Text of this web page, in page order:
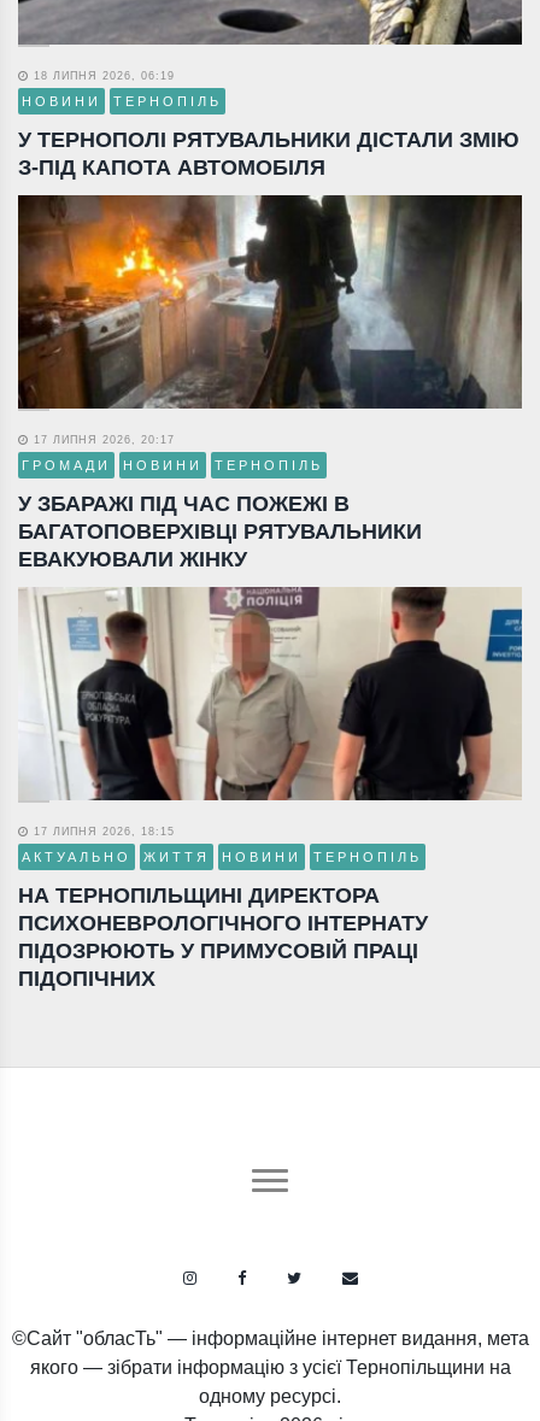
18 ЛИПНЯ 2026, 06:19
НОВИНИ ТЕРНОПІЛЬ
У ТЕРНОПОЛІ РЯТУВАЛЬНИКИ ДІСТАЛИ ЗМІЮ
З-ПІД КАПОТА АВТОМОБІЛЯ
17 ЛИПНЯ 2026, 20:17
ГРОМАДИ НОВИНИ ТЕРНОПІЛЬ
У ЗБАРАЖІ ПІД ЧАС ПОЖЕЖІ В
БАГАТОПОВЕРХІВЦІ РЯТУВАЛЬНИКИ
ЕВАКУЮВАЛИ ЖІНКУ
17 ЛИПНЯ 2026, 18:15
АКТУАЛЬНО ЖИТТЯ НОВИНИ ТЕРНОПІЛЬ
НА ТЕРНОПІЛЬЩИНІ ДИРЕКТОРА
ПСИХОНЕВРОЛОГІЧНОГО ІНТЕРНАТУ
ПІДОЗРЮЮТЬ У ПРИМУСОВІЙ ПРАЦІ
ПІДОПІЧНИХ
©Сайт "обласТь" — інформаційне інтернет видання, мета
якого — зібрати інформацію з усієї Тернопільщини на
одному ресурсі.